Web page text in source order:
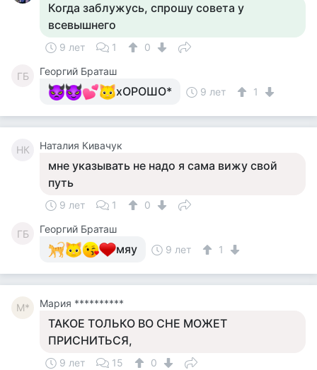
Когда заблужусь, спрошу совета у
всевышнего
9 лет 1 0
ГБ Георгий Браташ
хОРОШО* 9 лет 1
НК Наталия Кивачук
мне указывать не надо я сама вижу свой
путь
9 лет 1 0
ГБ Георгий Браташ
мяу 9 лет 1
М* Мария **********
ТАКОЕ ТОЛЬКО ВО СНЕ МОЖЕТ
ПРИСНИТЬСЯ,
9 лет 15
0